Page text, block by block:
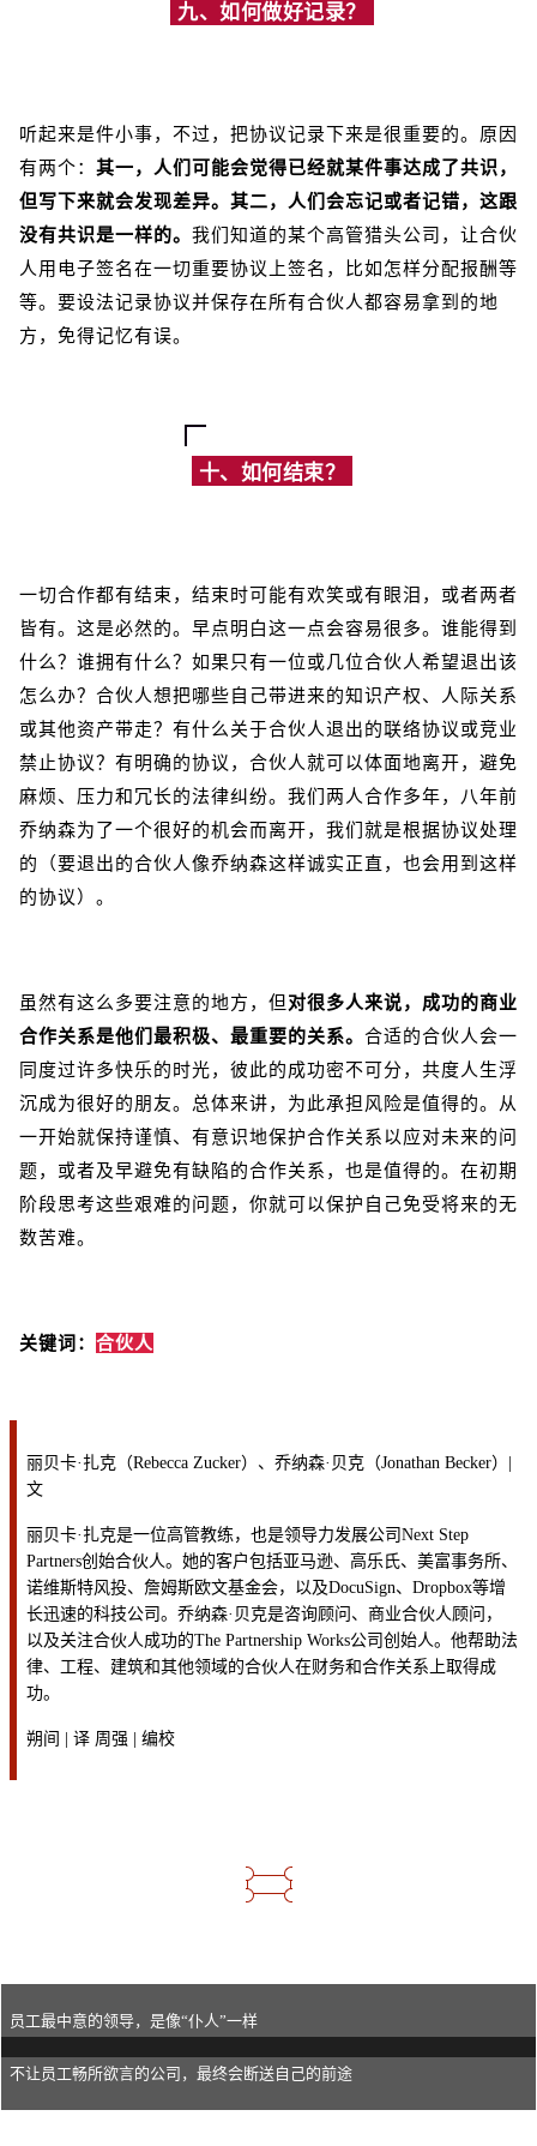
九、如何做好记录？
听起来是件小事，不过，把协议记录下来是很重要的。原因
有两个： 其一，人们可能会觉得已经就某件事达成了共识，
但写下来就会发现差异。其二，人们会忘记或者记错，这跟
没有共识是一样的。 我们知道的某个高管猎头公司，让合伙
人用电子签名在一切重要协议上签名，比如怎样分配报酬等
等。要设法记录协议并保存在所有合伙人都容易拿到的地
方，免得记忆有误。
十、如何结束？
一切合作都有结束，结束时可能有欢笑或有眼泪，或者两者
皆有。这是必然的。早点明白这一点会容易很多。谁能得到
什么？谁拥有什么？如果只有一位或几位合伙人希望退出该
怎么办？合伙人想把哪些自己带进来的知识产权、人际关系
或其他资产带走？有什么关于合伙人退出的联络协议或竞业
禁止协议？有明确的协议，合伙人就可以体面地离开，避免
麻烦、压力和冗长的法律纠纷。我们两人合作多年，八年前
乔纳森为了一个很好的机会而离开，我们就是根据协议处理
的（要退出的合伙人像乔纳森这样诚实正直，也会用到这样
的协议）。
虽然有这么多要注意的地方，但对很多人来说，成功的商业
合作关系是他们最积极、最重要的关系。 合适的合伙人会一
同度过许多快乐的时光，彼此的成功密不可分，共度人生浮
沉成为很好的朋友。总体来讲，为此承担风险是值得的。从
一开始就保持谨慎、有意识地保护合作关系以应对未来的问
题，或者及早避免有缺陷的合作关系，也是值得的。在初期
阶段思考这些艰难的问题，你就可以保护自己免受将来的无
数苦难。
关键词： 合伙人
丽贝卡·扎克（Rebecca Zucker）、乔纳森·贝克（Jonathan Becker）|
文
丽贝卡·扎克是一位高管教练，也是领导力发展公司Next Step
Partners创始合伙人。她的客户包括亚马逊、高乐氏、美富事务所、
诺维斯特风投、詹姆斯欧文基金会，以及DocuSign、Dropbox等增
长迅速的科技公司。乔纳森·贝克是咨询顾问、商业合伙人顾问，
以及关注合伙人成功的The Partnership Works公司创始人。他帮助法
律、工程、建筑和其他领域的合伙人在财务和合作关系上取得成
功。
朔间 | 译 周强 | 编校
员工最中意的领导，是像“仆人”一样
不让员工畅所欲言的公司，最终会断送自己的前途